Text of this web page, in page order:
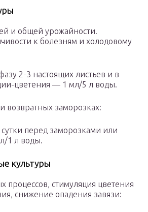
и общей урожайности.
к болезням и холодовому
2-3 настоящих листьев и в
цветения — 1 мл/5 л воды.
возвратных заморозках:
перед заморозками или
1 л воды.
культуры
процессов, стимуляция цветения
снижение опадения завязи: